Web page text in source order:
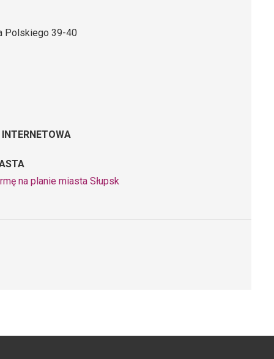
Polskiego 39-40
na planie miasta Słupsk